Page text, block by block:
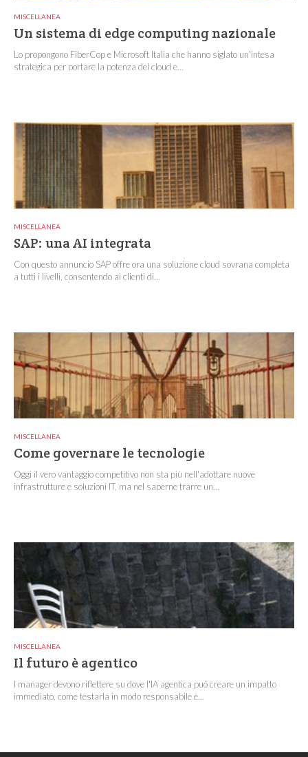
MISCELLANEA
Un sistema di edge computing nazionale
Lo propongono FiberCop e Microsoft Italia che hanno siglato un’intesa
strategica per portare la potenza del cloud e...
MISCELLANEA
SAP: una AI integrata
Con questo annuncio SAP offre ora una soluzione cloud sovrana completa
a tutti i livelli, consentendo ai clienti di...
MISCELLANEA
Come governare le tecnologie
Oggi il vero vantaggio competitivo non sta più nell'adottare nuove
infrastrutture e soluzioni IT, ma nel saperne trarre un...
MISCELLANEA
Il futuro è agentico
I manager devono riflettere su dove l'IA agentica può creare un impatto
immediato, come testarla in modo responsabile e...